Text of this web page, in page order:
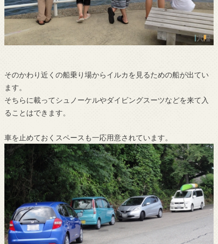
そのかわり近くの船乗り場からイルカを見るための船が出てい
ます。
そちらに載ってシュノーケルやダイビングスーツなどを来て入
ることはできます。
車を止めておくスペースも一応用意されています。